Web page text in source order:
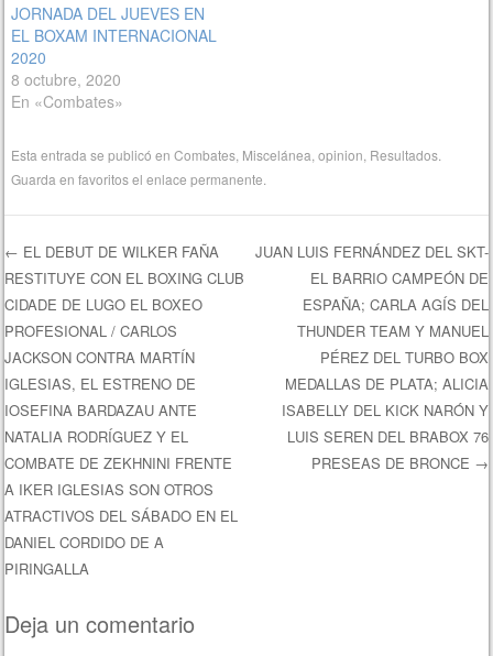
JORNADA DEL JUEVES EN
EL BOXAM INTERNACIONAL
2020
8 octubre, 2020
En «Combates»
Esta entrada se publicó enCombates Miscelánea ,opinion Resultados
Guarda en favoritos elenlace permanente
Navegación de entradas
← EL DEBUT DE WILKER FAÑA
RESTITUYE CON EL BOXING CLUB
CIDADE DE LUGO EL BOXEO
PROFESIONAL / CARLOS
JACKSON CONTRA MARTÍN
IGLESIAS, EL ESTRENO DE
IOSEFINA BARDAZAU ANTE
NATALIA RODRÍGUEZ Y EL
COMBATE DE ZEKHNINI FRENTE
A IKER IGLESIAS SON OTROS
ATRACTIVOS DEL SÁBADO EN EL
DANIEL CORDIDO DE A
PIRINGALLA
JUAN LUIS FERNÁNDEZ DEL SKT-
EL BARRIO CAMPEÓN DE
ESPAÑA; CARLA AGÍS DEL
THUNDER TEAM Y MANUEL
PÉREZ DEL TURBO BOX
MEDALLAS DE PLATA; ALICIA
ISABELLY DEL KICK NARÓN Y
LUIS SEREN DEL BRABOX 76
PRESEAS DE BRONCE →
Deja un comentario